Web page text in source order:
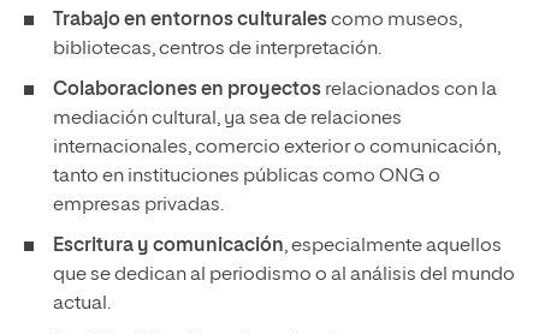
Trabajo en entornos culturalescomo museos,
bibliotecas, centros de interpretación.
Colaboraciones en proyectos relacionados con la
mediación cultural, ya sea de relaciones
internacionales, comercio exterior o comunicación,
tanto en instituciones públicas como ONG o
empresas privadas.
Escritura y comunicación, especialmente aquellos
que se dedican al periodismo o al análisis del mundo
actual.